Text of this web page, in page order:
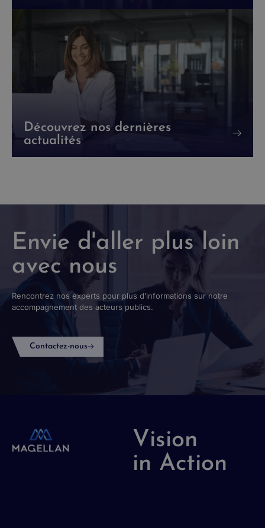
Découvrez nos dernières
actualités
Envie d'aller plus loin
avec nous
Rencontrez nos experts pour plus d’informations sur notre
accompagnement des acteurs publics.
Contactez-nous
Vision
in Action